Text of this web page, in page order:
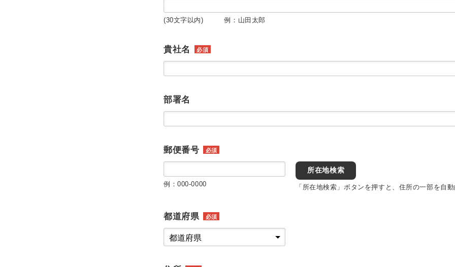
(30文字以内) 例：山田太郎
貴社名 必須
部署名
郵便番号 必須
例：000-0000
所在地検索
「所在地検索」ボタンを押すと、住所の一部を自動
都道府県 必須